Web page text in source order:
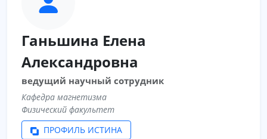
Ганьшина Елена
Александровна
ведущий научный сотрудник
Кафедра магнетизма
Физический факультет
ПРОФИЛЬ ИСТИНА